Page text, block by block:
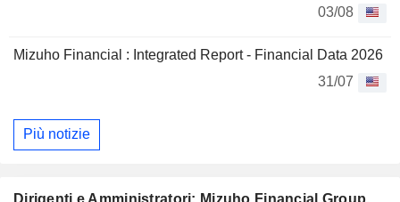
03/08
Mizuho Financial : Integrated Report - Financial Data 2026
31/07
Più notizie
Dirigenti e Amministratori: Mizuho Financial Group,